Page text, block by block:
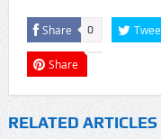
Share 0
Share
RELATED ARTICLES